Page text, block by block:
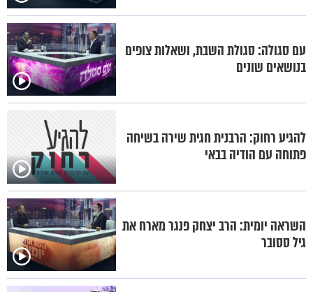
עם סגולה: סגולת השבת, ושאלות צופים
בנושאים שונים
להגיע רחוק: הרבנית חגית שירה בשיחה
פתוחה עם הודיה בבאי
השראה יומית: הרב יצחק פנגר מארח את
גיל ססובר